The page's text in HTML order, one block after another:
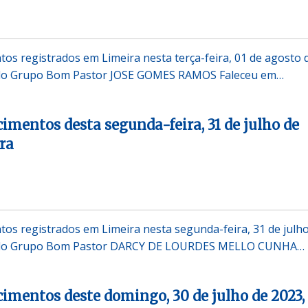
registrados em Limeira nesta terça-feira, 01 de agosto
Grupo Bom Pastor JOSE GOMES RAMOS Faleceu em…
desta segunda-feira, 31 de julho de
registrados em Limeira nesta segunda-feira, 31 de
Grupo Bom Pastor DARCY DE LOURDES MELLO CUNHA…
deste domingo, 30 de julho de 2023,